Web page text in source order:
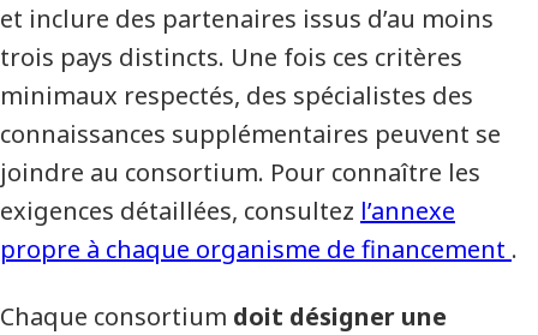
et inclure des partenaires issus d’au moins
trois pays distincts. Une fois ces critères
minimaux respectés, des spécialistes des
connaissances supplémentaires peuvent se
joindre au consortium. Pour connaître les
exigences détaillées, consultez l’annexe
propre à chaque organisme de financement .
Chaque consortium doit désigner une